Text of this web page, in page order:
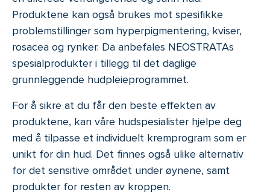
Produktene kan også brukes mot spesifikke
problemstillinger som hyperpigmentering, kviser,
rosacea og rynker. Da anbefales NEOSTRATAs
spesialprodukter i tillegg til det daglige
grunnleggende hudpleieprogrammet.
For å sikre at du får den beste effekten av
produktene, kan våre hudspesialister hjelpe deg
med å tilpasse et individuelt kremprogram som er
unikt for din hud. Det finnes også ulike alternativ
for det sensitive området under øynene, samt
produkter for resten av kroppen.